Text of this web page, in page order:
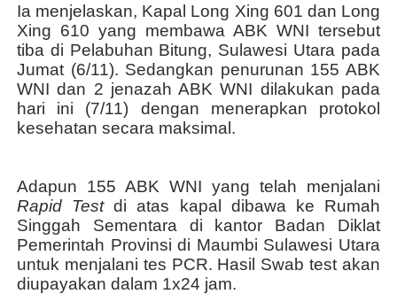
Ia menjelaskan, Kapal Long Xing 601 dan Long
Xing 610 yang membawa ABK WNI tersebut
tiba di Pelabuhan Bitung, Sulawesi Utara pada
Jumat (6/11). Sedangkan penurunan 155 ABK
WNI dan 2 jenazah ABK WNI dilakukan pada
hari ini (7/11) dengan menerapkan protokol
kesehatan secara maksimal.
Adapun 155 ABK WNI yang telah menjalani
Rapid Testdi atas kapal dibawa ke Rumah
Singgah Sementara di kantor Badan Diklat
Pemerintah Provinsi di Maumbi Sulawesi Utara
untuk menjalani tes PCR. Hasil Swab test akan
diupayakan dalam 1x24 jam.